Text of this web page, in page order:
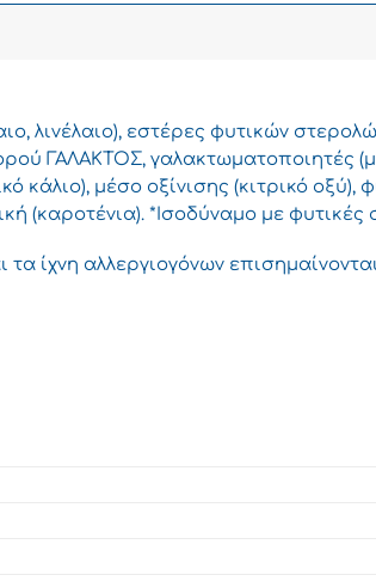
λινέλαιο), εστέρες φυτικών
ΓΑΛΑΚΤΟΣ, γαλακτωματοποιητές
κάλιο), μέσο οξίνισης (κιτρικό οξύ),
(καροτένια). *Ισοδύναμο με φυτικές
τα ίχνη αλλεργιογόνων